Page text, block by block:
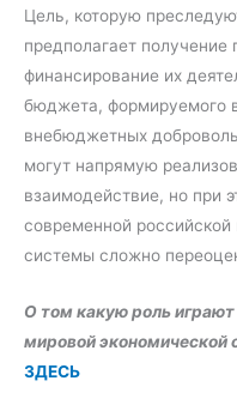
Цель, которую
предполагает получение
финансирование их
бюджета, формируемого
внебюджетных
могут напрямую
взаимодействие, но при
современной
системы сложно
О том какую роль
мировой
ЗДЕСЬ